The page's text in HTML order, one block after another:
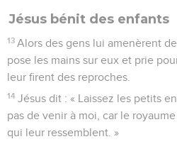
Jésus bénit des enfants
13 Alors des gens lui amenèrent
pose les mains sur eux et prie
leur firent des reproches.
14 Jésus dit : « Laissez les petits
pas de venir à moi, car le
qui leur ressemblent. »